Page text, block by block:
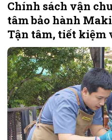
Chính sách vận
tâm bảo hành
Tận tâm, tiết kiệm